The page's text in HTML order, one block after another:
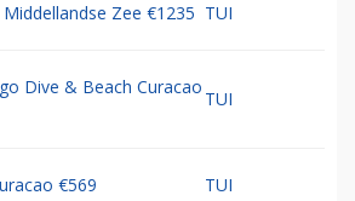
Zee €1235 TUI
Dive & Beach Curacao
TUI
€569 TUI